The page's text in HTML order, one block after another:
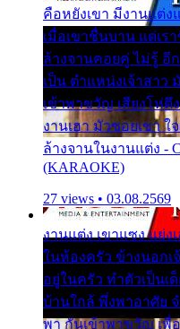
คือหยังเขา มีงานแต่ง
เมื่อเขาชื่นบาน แต่เร
ล้างจานคอยคู่ ไม่รู้ อี
เป็น ตำแหน่งเจ้าสาว
เข้าพาขวัญ เสียงโห่ตึ
งานเฮา มัวซอยเขา
ล้างจานในงานแต่ง -
(KARAOKE)
27 views • 03.08.2569
งานแต่ง เขาแซง แย่
ในห้องครัว ข้างนอกเ
อยู่ในครัว ทำตัวเป็นเ
บ้านใกล้ พึ่งพาอาศัย จ
พา กันเข้าพาขวัญ เพื่